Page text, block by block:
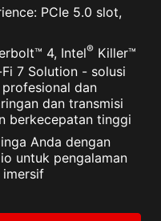
PCIe 5.0 slot,
4, Intel® Killer™
7 Solution - solusi
dan
dan transmisi
berkecepatan tinggi
Anda dengan
untuk pengalaman
imersif